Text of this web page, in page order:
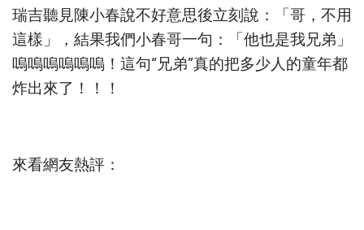
瑞吉聽見陳小春說不好意思後立刻說：「哥，不用
這樣」，結果我們小春哥一句：「他也是我兄弟」
嗚嗚嗚嗚嗚嗚！這句“兄弟”真的把多少人的童年都
炸出來了！！！
來看網友熱評：